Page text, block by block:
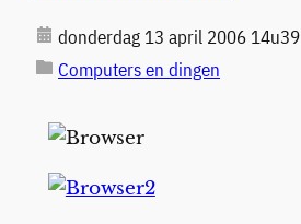
donderdag 13 april 2006 14u39
Computers en dingen